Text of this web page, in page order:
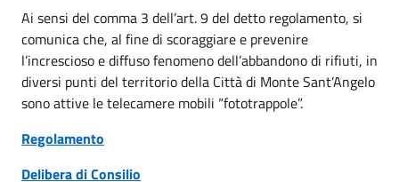
Ai sensi del comma 3 dell’art. 9 del detto regolamento, si
comunica che, al fine di scoraggiare e prevenire
l’increscioso e diffuso fenomeno dell’abbandono di rifiuti, in
diversi punti del territorio della Città di Monte Sant’Angelo
sono attive le telecamere mobili “fototrappole”.
Regolamento
Delibera di Consilio